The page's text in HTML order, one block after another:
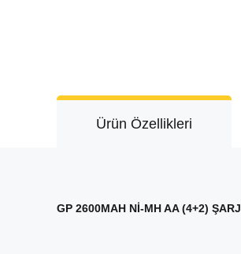
Ürün Özellikleri
GP 2600MAH Nİ-MH AA (4+2)